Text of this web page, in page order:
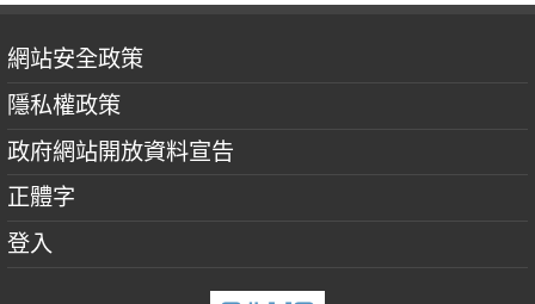
網站安全政策
隱私權政策
政府網站開放資料宣告
正體字
登入